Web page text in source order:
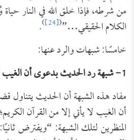
من شرطه، فإذا خلق الله في النار
الكلام الحقيقي…”(
[24]
)
.
خامسًا: شبهات والرد عنها:
1- شبهة رد الحديث بدعوى أن الغيب لا يؤخذ إلا من القرآن:
مفاد هذه الشبهة أن الحديث يتناول
أن الغيب لا يأتي إلا من القرآن
المنظرين لتلك الشبهة: “ويفترض